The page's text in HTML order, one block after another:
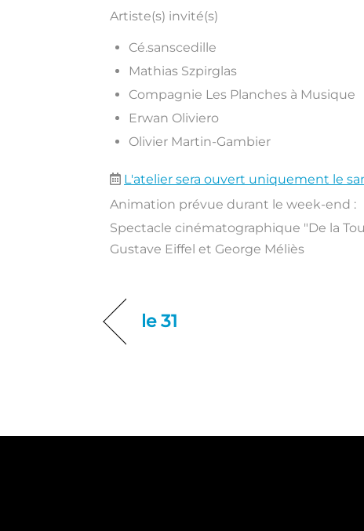
Artiste(s) invité(s)
Cé.sanscedille
Mathias Szpirglas
Compagnie Les Planches à Musique
Erwan Oliviero
Olivier Martin-Gambier
L'atelier sera ouvert uniquement le
Animation prévue durant le week-end :
Spectacle cinématographique "De la
Gustave Eiffel et George Méliès
le 31